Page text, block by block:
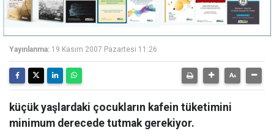
Yayınlanma: 19 Kasım 2007 Pazartesi 11:26
küçük yaşlardaki çocukların kafein tüketimini
minimum derecede tutmak gerekiyor.